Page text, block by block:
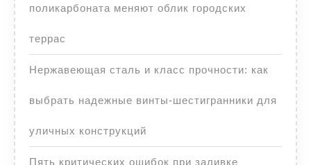
поликарбоната меняют облик городских
террас
Нержавеющая сталь и класс прочности: как
выбрать надежные винты-шестигранники для
уличных конструкций
Пять критических ошибок при заливке